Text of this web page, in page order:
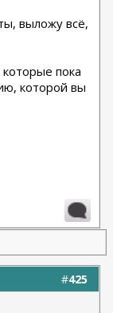
выложу всë,
пока
которой вы
#425